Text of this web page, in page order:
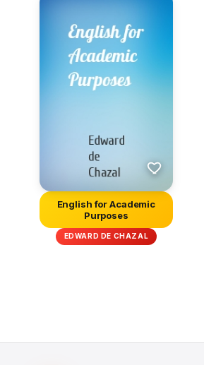
English for Academic
Purposes
EDWARD DE CHAZAL